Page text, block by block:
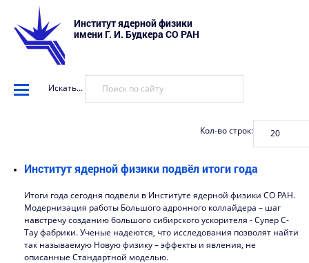
Институт ядерной физики
имени Г. И. Будкера СО РАН
Искать...
Кол-во строк:
Институт ядерной физики подвёл итоги года
Итоги года сегодня подвели в Институте ядерной физики СО РАН.
Модернизация работы Большого адронного коллайдера – шаг
навстречу созданию большого сибирского ускорителя - Супер С-
Тау фабрики. Ученые надеются, что исследования позволят найти
так называемую Новую физику – эффекты и явления, не
описанные Стандартной моделью.